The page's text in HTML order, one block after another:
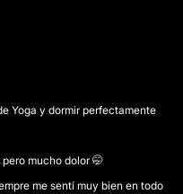
Yoga y dormir perfectamente
mucho dolor 🤭
me sentí muy bien en todo